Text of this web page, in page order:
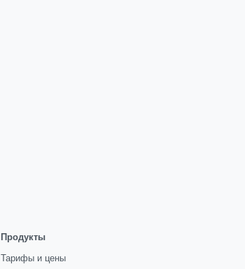
Продукты
Тарифы и цены